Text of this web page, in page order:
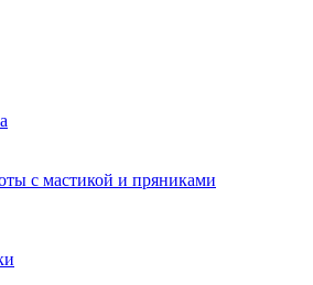
с мастикой и пряниками